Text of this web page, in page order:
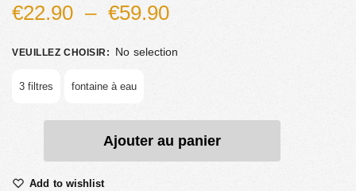
€22.90 – €59.90
VEUILLEZ CHOISIR: No selection
3 filtres fontaine à eau
Ajouter au panier
Add to wishlist